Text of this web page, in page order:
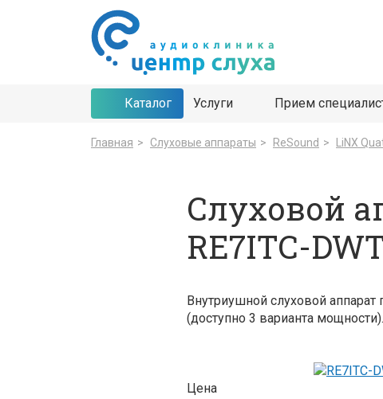
Каталог Услуги Прием
Главная > Cлуховые аппараты > ReSound > LiNX
Слуховой
RE7ITC-
Внутриушной слуховой
(доступно 3 варианта
Цена